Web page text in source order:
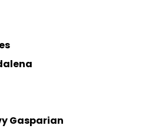
Gasparian